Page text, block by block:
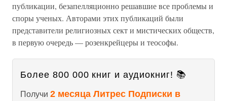
публикации, безапелляционно решавшие все проблемы и
споры ученых. Авторами этих публикаций были
представители религиозных сект и мистических обществ,
в первую очередь — розенкрейцеры и теософы.
Более 800 000 книг и аудиокниг! 📚
Получи 2 месяца Литрес Подписки в